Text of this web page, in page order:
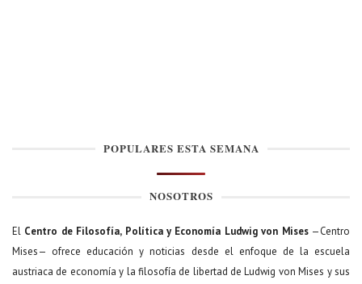
POPULARES ESTA SEMANA
NOSOTROS
El Centro de Filosofía, Política y Economía Ludwig von Mises—Centro
Mises— ofrece educación y noticias desde el enfoque de la escuela
austriaca de economía y la filosofía de libertad de Ludwig von Mises y sus